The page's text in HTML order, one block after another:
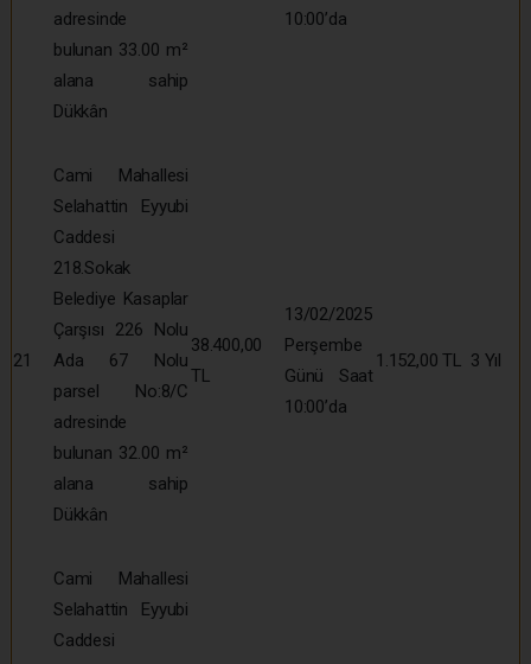
adresinde
bulunan 33.00 m²
alana sahip
Dükkân
10:00’da
21
Cami Mahallesi
Selahattin Eyyubi
Caddesi
218.Sokak
Belediye Kasaplar
Çarşısı 226 Nolu
Ada 67 Nolu
parsel No:8/C
adresinde
bulunan 32.00 m²
alana sahip
Dükkân
38.400,00
TL
13/02/2025
Perşembe
Günü Saat
10:00’da
1.152,00 TL 3 Yıl
Cami Mahallesi
Selahattin Eyyubi
Caddesi